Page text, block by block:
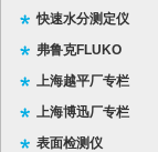
快速水分测定仪
弗鲁克FLUKO
上海越平厂专栏
上海博迅厂专栏
表面检测仪